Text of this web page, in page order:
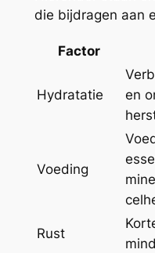
die bijdragen aan
Factor
Hydratatie
en
Voeding
Rust